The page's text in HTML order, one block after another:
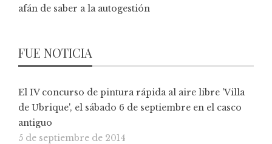
afán de saber a la autogestión
FUE NOTICIA
El IV concurso de pintura rápida al aire libre 'Villa
de Ubrique', el sábado 6 de septiembre en el casco
antiguo
5 de septiembre de 2014